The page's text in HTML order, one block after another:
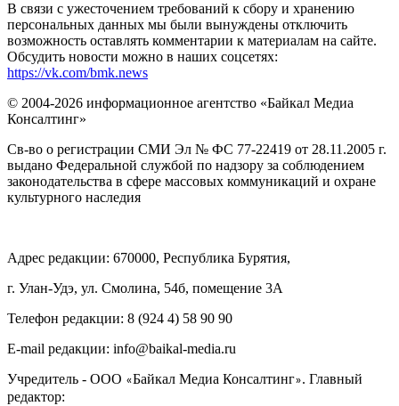
В связи с ужесточением требований к сбору и хранению
персональных данных мы были вынуждены отключить
возможность оставлять комментарии к материалам на сайте.
Обсудить новости можно в наших соцсетях:
https://vk.com/bmk.news
© 2004-2026 информационное агентство «Байкал Медиа
Консалтинг»
Св-во о регистрации СМИ Эл № ФС 77-22419 от 28.11.2005 г.
выдано Федеральной службой по надзору за соблюдением
законодательства в сфере массовых коммуникаций и охране
культурного наследия
Адрес редакции: 670000, Республика Бурятия,
г. Улан-Удэ, ул. Смолина, 54б, помещение 3А
Телефон редакции: ‎‎8 (924 4) 58 90 90
E-mail редакции: info@baikal-media.ru
Учредитель - ООО «Байкал Медиа Консалтинг». Главный
редактор: